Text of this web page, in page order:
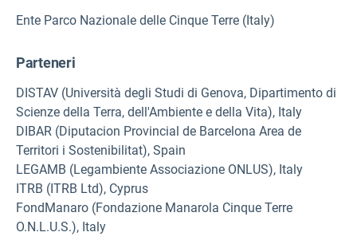
Ente Parco Nazionale delle Cinque Terre (Italy)
Parteneri
DISTAV (Università degli Studi di Genova, Dipartimento di
Scienze della Terra, dell'Ambiente e della Vita), Italy
DIBAR (Diputacion Provincial de Barcelona Area de
Territori i Sostenibilitat), Spain
LEGAMB (Legambiente Associazione ONLUS), Italy
ITRB (ITRB Ltd), Cyprus
FondManaro (Fondazione Manarola Cinque Terre
O.N.L.U.S.), Italy